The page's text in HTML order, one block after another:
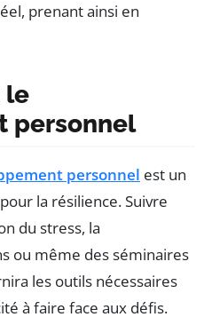
prenant ainsi en
le
personnel
personnel est un
la résilience. Suivre
du stress, la
ou même des séminaires
les outils nécessaires
à faire face aux défis.